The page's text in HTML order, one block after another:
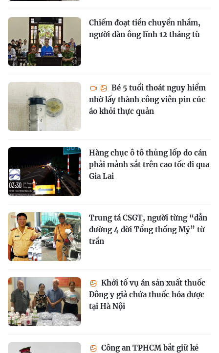
Chiếm đoạt tiền chuyển nhầm,
người đàn ông lĩnh 12 tháng tù
Bé 5 tuổi thoát nguy hiểm
nhờ lấy thành công viên pin cúc
áo khỏi thực quản
Hàng chục ô tô thủng lốp do cán
phải mảnh sắt trên cao tốc đi qua
Gia Lai
Trung tá CSGT, người từng “dẫn
đường 4 đời Tổng thống Mỹ” từ
trần
Khởi tố vụ án sản xuất thuốc
Đông y giả chứa thuốc hóa dược
tại Hà Nội
Công an TPHCM bắt giữ kẻ